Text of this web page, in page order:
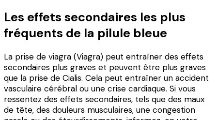
Les effets secondaires les plus
fréquents de la pilule bleue
La prise de viagra (Viagra) peut entraîner des effets
secondaires plus graves et peuvent être plus graves
que la prise de Cialis. Cela peut entraîner un accident
vasculaire cérébral ou une crise cardiaque. Si vous
ressentez des effets secondaires, tels que des maux
de tête, des douleurs musculaires, une congestion